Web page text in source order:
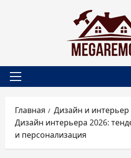
Основное
Главная
Дизайн и интерьер
Дизайн интерьера 2026:
и персонализация